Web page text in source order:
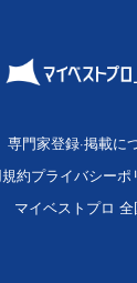
専門家登録·掲載に
約プライバシーポ
マイベストプロ 全